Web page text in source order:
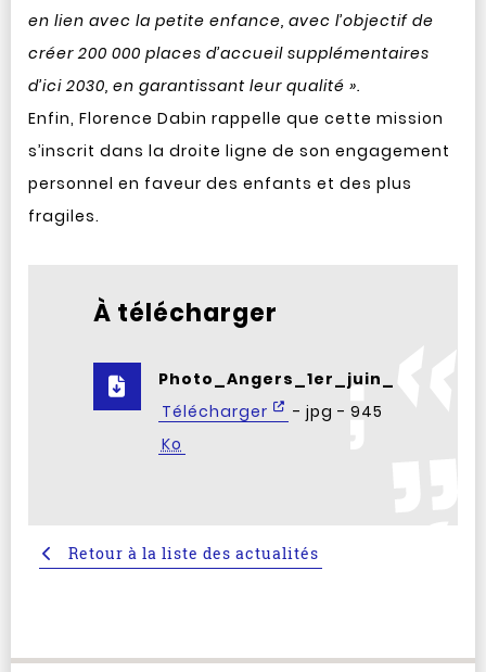
en lien avec la petite enfance, avec l’objectif de
créer 200 000 places d’accueil supplémentaires
d’ici 2030, en garantissant leur qualité ».
Enfin, Florence Dabin rappelle que cette mission
s’inscrit dans la droite ligne de son engagement
personnel en faveur des enfants et des plus
fragiles.
À télécharger
Photo_Angers_1er_juin_2023.jpg
Télécharger
- jpg - 945
Ko
Retour à la liste des actualités